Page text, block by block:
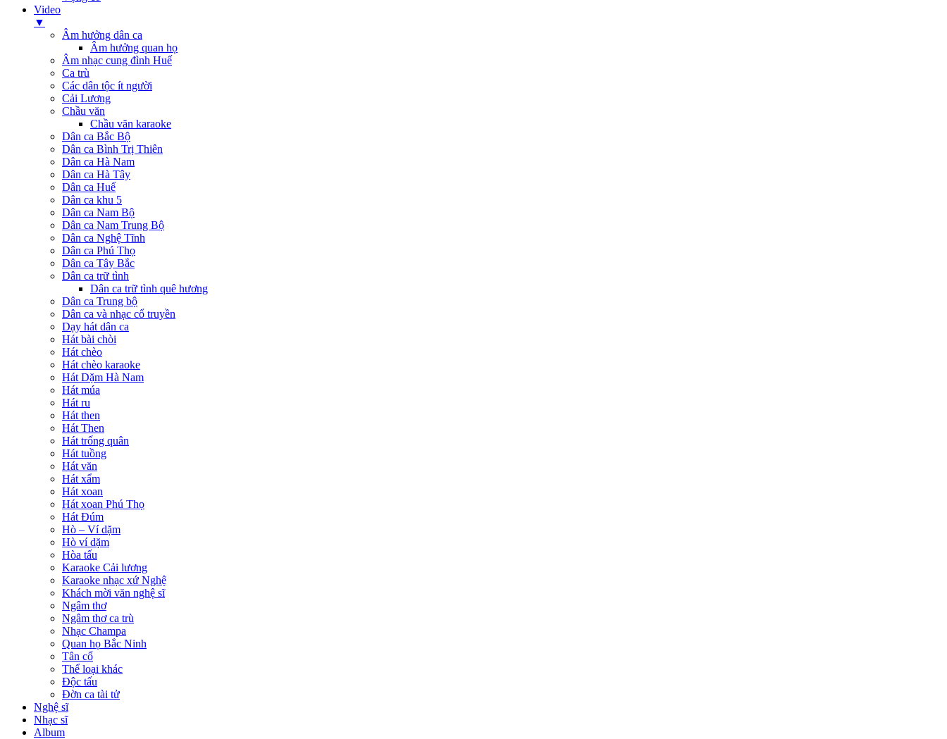
Video
▼
Âm hưởng dân ca
Âm hưởng quan họ
Âm nhạc cung đình Huế
Ca trù
Các dân tộc ít người
Cải Lương
Chầu văn
Chầu văn karaoke
Dân ca Bắc Bộ
Dân ca Bình Trị Thiên
Dân ca Hà Nam
Dân ca Hà Tây
Dân ca Huế
Dân ca khu 5
Dân ca Nam Bộ
Dân ca Nam Trung Bộ
Dân ca Nghệ Tĩnh
Dân ca Phú Thọ
Dân ca Tây Bắc
Dân ca trữ tình
Dân ca trữ tình quê hương
Dân ca Trung bộ
Dân ca và nhạc cổ truyền
Dạy hát dân ca
Hát bài chòi
Hát chèo
Hát chèo karaoke
Hát Dặm Hà Nam
Hát múa
Hát ru
Hát then
Hát Then
Hát trống quân
Hát tuồng
Hát văn
Hát xẩm
Hát xoan
Hát xoan Phú Thọ
Hát Đúm
Hò – Ví dặm
Hò ví dặm
Hòa tấu
Karaoke Cải lương
Karaoke nhạc xứ Nghệ
Khách mời văn nghệ sĩ
Ngâm thơ
Ngâm thơ ca trù
Nhạc Champa
Quan họ Bắc Ninh
Tân cổ
Thể loại khác
Độc tấu
Đờn ca tài tử
Nghệ sĩ
Nhạc sĩ
Album